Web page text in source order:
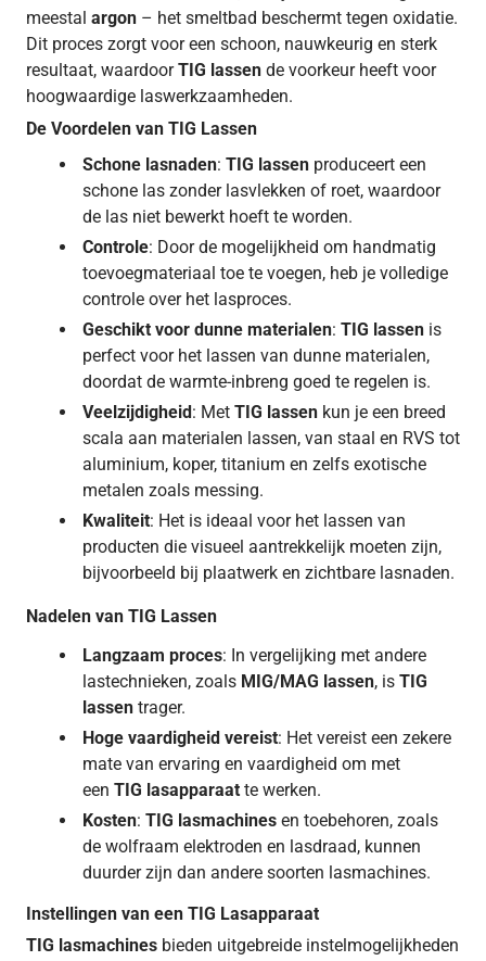
meestal argon – het smeltbad beschermt tegen oxidatie.
Dit proces zorgt voor een schoon, nauwkeurig en sterk
resultaat, waardoor TIG lassen de voorkeur heeft voor
hoogwaardige laswerkzaamheden.
De Voordelen van TIG Lassen
Schone lasnaden: TIG lassen produceert een
schone las zonder lasvlekken of roet, waardoor
de las niet bewerkt hoeft te worden.
Controle: Door de mogelijkheid om handmatig
toevoegmateriaal toe te voegen, heb je volledige
controle over het lasproces.
Geschikt voor dunne materialen: TIG lassen is
perfect voor het lassen van dunne materialen,
doordat de warmte-inbreng goed te regelen is.
Veelzijdigheid : Met TIG lassen kun je een breed
scala aan materialen lassen, van staal en RVS tot
aluminium, koper, titanium en zelfs exotische
metalen zoals messing.
Kwaliteit: Het is ideaal voor het lassen van
producten die visueel aantrekkelijk moeten zijn,
bijvoorbeeld bij plaatwerk en zichtbare lasnaden.
Nadelen van TIG Lassen
Langzaam proces: In vergelijking met andere
lastechnieken, zoals MIG/MAG lassen, is TIG
lassen trager.
Hoge vaardigheid vereist: Het vereist een zekere
mate van ervaring en vaardigheid om met
een TIG lasapparaat te werken.
Kosten: TIG lasmachines en toebehoren, zoals
de wolfraam elektroden en lasdraad, kunnen
duurder zijn dan andere soorten lasmachines.
Instellingen van een TIG Lasapparaat
TIG lasmachines bieden uitgebreide instelmogelijkheden